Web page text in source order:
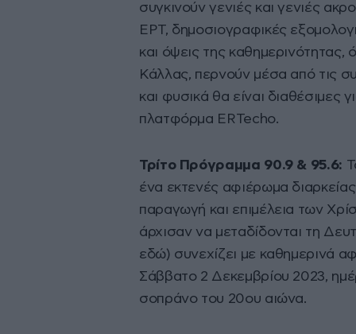
συγκινούν γενιές και γενιές
ΕΡΤ, δημοσιογραφικές
και όψεις της καθημερινότητας,
Κάλλας, περνούν μέσα από τις
και φυσικά θα είναι
πλατφόρμα ERTecho.
Τρίτο Πρόγραμμα 90.9 & 95.6:
ένα εκτενές αφιέρωμα
παραγωγή και επιμέλεια των
άρχισαν να μεταδίδονται τη
εδώ) συνεχίζει με καθημερινά
Σάββατο 2 Δεκεμβρίου 2023,
σοπράνο του 20ου αιώνα.